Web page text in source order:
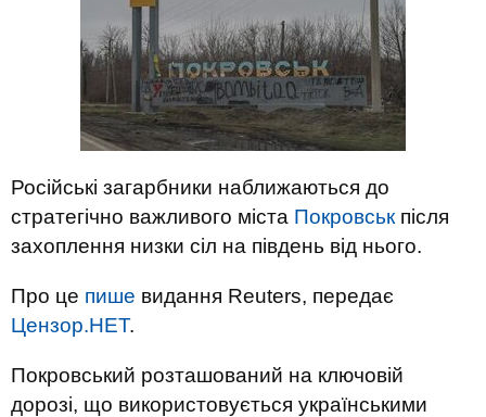
Російські загарбники наближаються до
стратегічно важливого міста Покровськ після
захоплення низки сіл на південь від нього.
Про це пише видання Reuters, передає
Цензор.НЕТ.
Покровський розташований на ключовій
дорозі, що використовується українськими